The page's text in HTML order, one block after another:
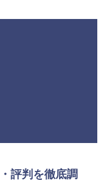
評判を徹底調